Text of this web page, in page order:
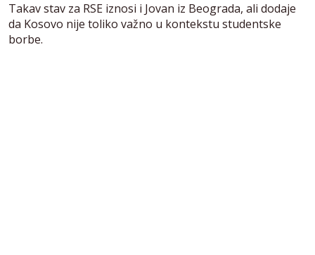
Takav stav za RSE iznosi i Jovan iz Beograda, ali dodaje
da Kosovo nije toliko važno u kontekstu studentske
borbe.